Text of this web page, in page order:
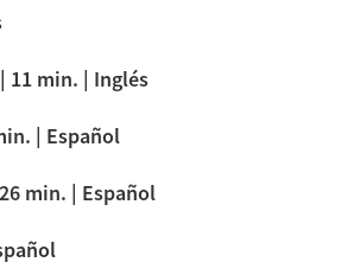
11 min. | Inglés
| Español
min. | Español